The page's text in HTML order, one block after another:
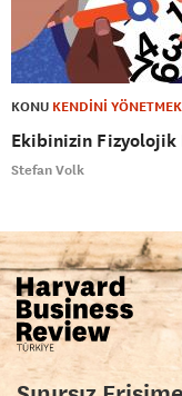
KONU KENDİNİ YÖNETMEK
Ekibinizin
Stefan Volk